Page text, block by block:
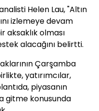
Helen Lau, "Altın
izlemeye devam
aksaklık olması
alacağını belirtti.
Çarşamba
yatırımcılar,
piyasanın
gitme konusunda